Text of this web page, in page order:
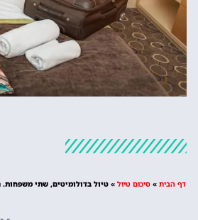
מלונות
מומלץ?
דף הבית » סיכום טיול » טיול בדולומיטים, שתי משפחות. נוער